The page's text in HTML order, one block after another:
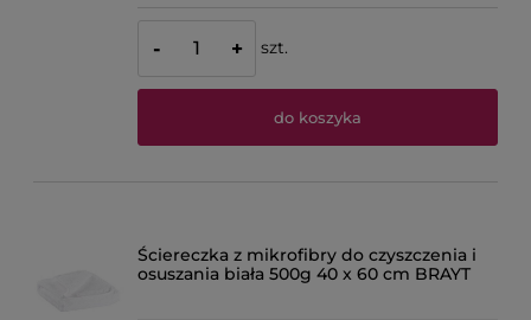
- + szt.
do koszyka
Ściereczka z mikrofibry do czyszczenia i
osuszania biała 500g 40 x 60 cm BRAYT